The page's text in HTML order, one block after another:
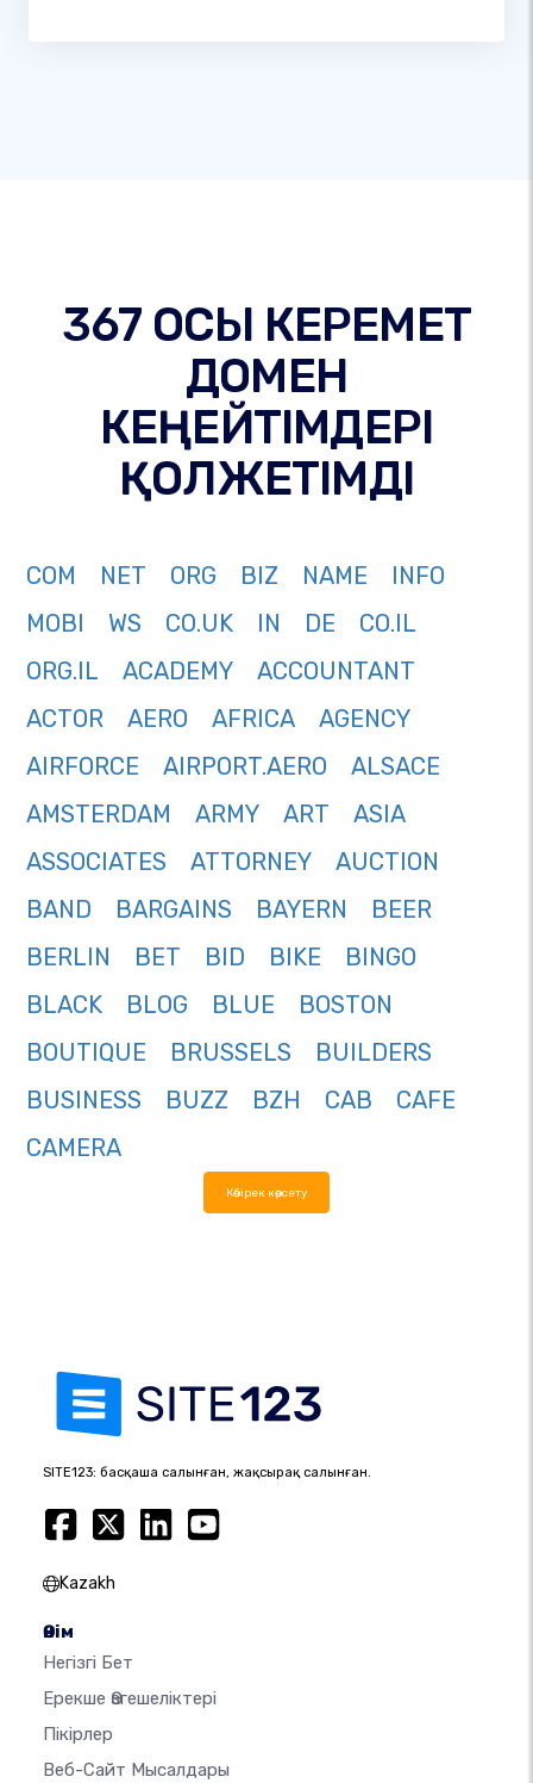
367 ОСЫ КЕРЕМЕТ
ДОМЕН
КЕҢЕЙТІМДЕРІ
ҚОЛЖЕТІМДІ
COM NET ORG BIZ NAME
INFO
MOBI
WS CO.UK IN DE
CO.IL
ORG.IL
ACADEMY
ACCOUNTANT
ACTOR
AERO AFRICA
AGENCY
AIRFORCE
AIRPORT.AERO
ALSACE
AMSTERDAM
ARMY ART
ASIA
ASSOCIATES
ATTORNEY
AUCTION
BAND
BARGAINS BAYERN
BEER
BERLIN
BET BID BIKE
BINGO
BLACK
BLOG BLUE
BOSTON
BOUTIQUE
BRUSSELS
BUILDERS
BUSINESS
BUZZ BZH CAB
CAFE
CAMERA
Көбірек көрсету
SITE123: басқаша салынған, жақсырақ салынған.
Kazakh
Өнім
Негізгі Бет
Ерекше Өзгешеліктері
Пікірлер
Веб-Сайт Мысалдары